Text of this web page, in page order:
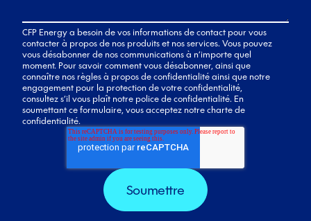
CFP Energy a besoin de vos informations de contact pour vous
contacter à propos de nos produits et nos services. Vous pouvez
vous désabonner de nos communications à n’importe quel
moment. Pour savoir comment vous désabonner, ainsi que
connaître nos règles à propos de confidentialité ainsi que notre
engagement pour la protection de votre confidentialité,
consultez s’il vous plaît notre police de confidentialité. En
soumettant ce formulaire, vous acceptez notre charte de
confidentialité.